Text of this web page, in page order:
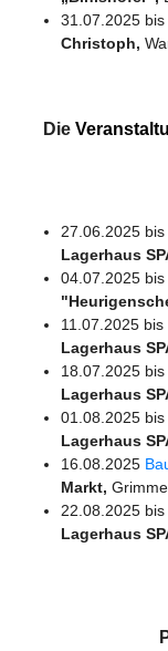
31.07.2025
Christoph,
Die
27.06.2025
Lagerhaus
04.07.2025
11.07.2025
Lagerhaus
18.07.2025
Lagerhaus
01.08.2025
Lagerhaus
16.08.2025
Markt,
22.08.2025
Lagerhaus